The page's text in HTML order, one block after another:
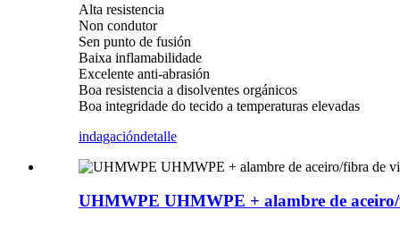
Alta resistencia
Non condutor
Sen punto de fusión
Baixa inflamabilidade
Excelente anti-abrasión
Boa resistencia a disolventes orgánicos
Boa integridade do tecido a temperaturas elevadas
indagacióndetalle
UHMWPE UHMWPE + alambre de aceiro/